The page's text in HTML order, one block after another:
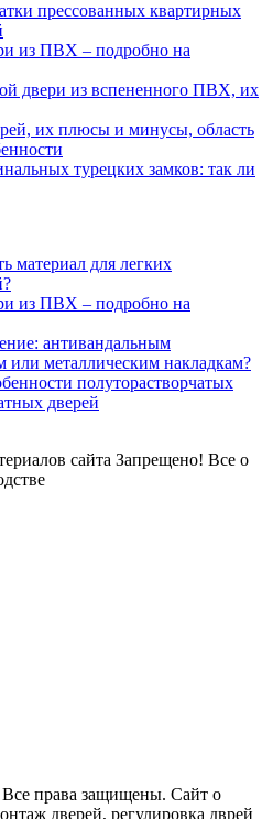
прессованных квартирных
из ПВХ – подробно на
двери из вспененного ПВХ, их
их плюсы и минусы, область
турецких замков: так ли
материал для легких
из ПВХ – подробно на
антивандальным
металлическим накладкам?
полуторастворчатых
дверей
сайта Запрещено! Все о
права защищены. Сайт о
дверей, регулировка дврей